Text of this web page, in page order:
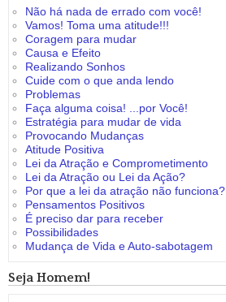
Não há nada de errado com você!
Vamos! Toma uma atitude!!!
Coragem para mudar
Causa e Efeito
Realizando Sonhos
Cuide com o que anda lendo
Problemas
Faça alguma coisa! ...por Você!
Estratégia para mudar de vida
Provocando Mudanças
Atitude Positiva
Lei da Atração e Comprometimento
Lei da Atração ou Lei da Ação?
Por que a lei da atração não funciona?
Pensamentos Positivos
É preciso dar para receber
Possibilidades
Mudança de Vida e Auto-sabotagem
Seja Homem!